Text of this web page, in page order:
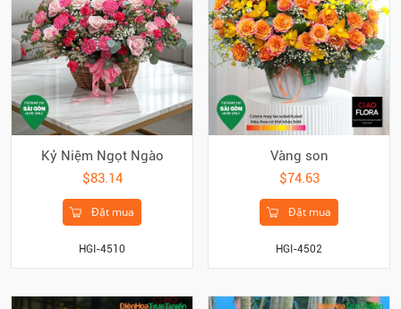
Kỷ Niệm Ngọt Ngào
$83.14
Đặt mua
HGI-4510
Vàng son
$74.63
Đặt mua
HGI-4502